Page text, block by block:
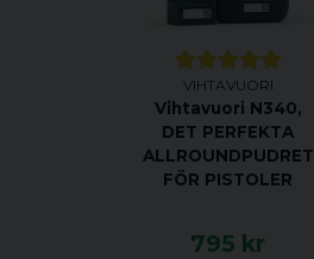
VIHTAVUORI
Vihtavuori N340,
DET PERFEKTA
ALLROUNDPUDRET
FÖR PISTOLER
795 kr